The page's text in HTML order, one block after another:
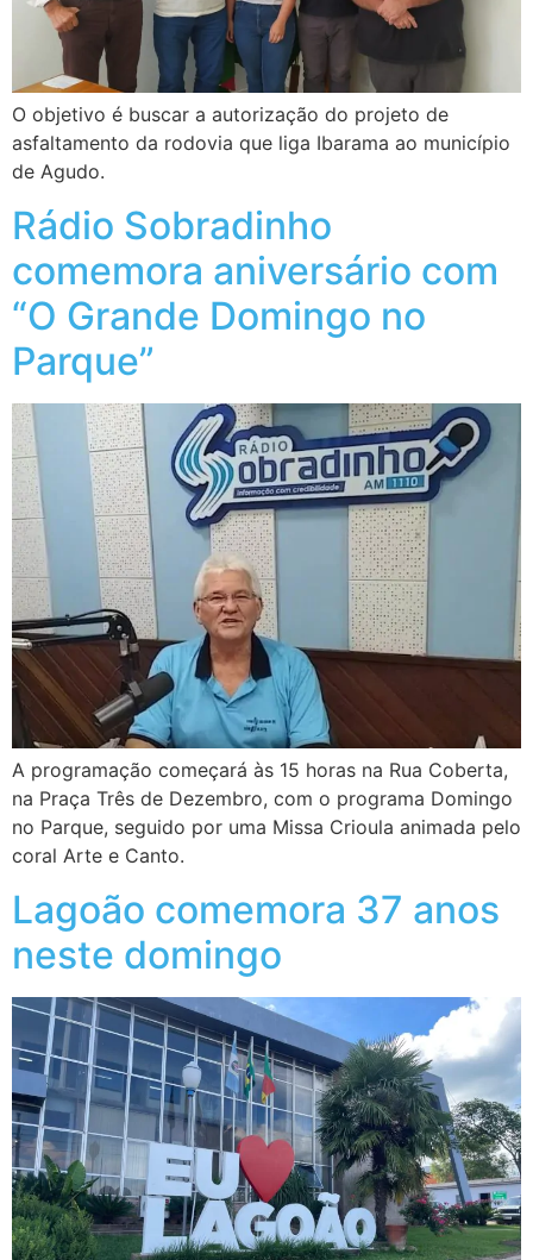
O objetivo é buscar a autorização do projeto de
asfaltamento da rodovia que liga Ibarama ao município
de Agudo.
Rádio Sobradinho
comemora aniversário com
“O Grande Domingo no
Parque”
A programação começará às 15 horas na Rua Coberta,
na Praça Três de Dezembro, com o programa Domingo
no Parque, seguido por uma Missa Crioula animada pelo
coral Arte e Canto.
Lagoão comemora 37 anos
neste domingo